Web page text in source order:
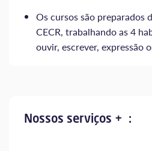
Os cursos são preparados
CECR, trabalhando as 4
ouvir, escrever, expressão
Nossos serviços + :